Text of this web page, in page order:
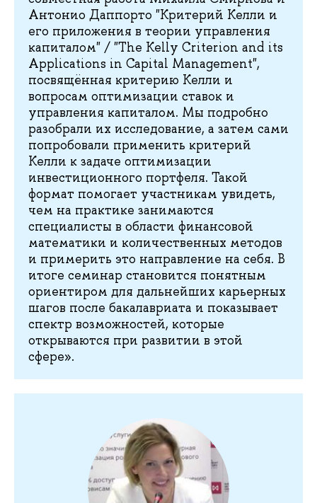
Антонио Даппорто "Критерий Келли и
его приложения в теории управления
капиталом" / "The Kelly Criterion and its
Applications in Capital Management",
посвящённая критерию Келли и
вопросам оптимизации ставок и
управления капиталом. Мы подробно
разобрали их исследование, а затем сами
попробовали применить критерий
Келли к задаче оптимизации
инвестиционного портфеля. Такой
формат помогает участникам увидеть,
чем на практике занимаются
специалисты в области финансовой
математики и количественных методов
и примерить это направление на себя. В
итоге семинар становится понятным
ориентиром для дальнейших карьерных
шагов после бакалавриата и показывает
спектр возможностей, которые
открываются при развитии в этой
сфере».